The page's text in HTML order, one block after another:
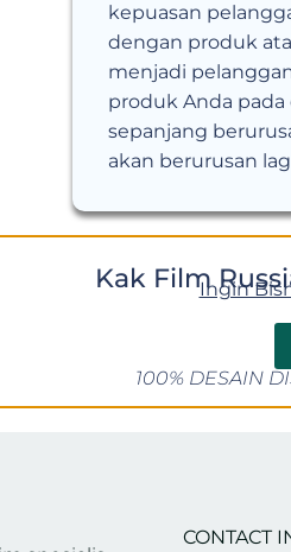
kepuasan
dengan produk
menjadi
produk Anda pada
sepanjang
akan berurusan
Kak FilmIngin
100% DESAIN
CONTACT